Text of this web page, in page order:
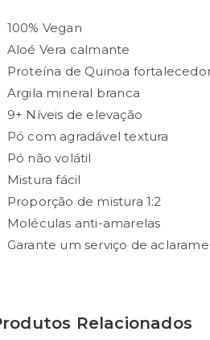
100% Vegan
Aloé Vera calmante
Proteína de Quinoa
Argila mineral branca
9+ Níveis de elevação
Pó com agradável textura
Pó não volátil
Mistura fácil
Proporção de mistura 1:2
Moléculas anti-amarelas
Garante um serviço de
Relacionados